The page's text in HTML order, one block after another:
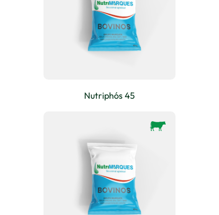
Nutriphós 45